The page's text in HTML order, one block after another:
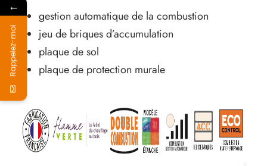
gestion automatique de la combustion
jeu de briques d’accumulation
plaque de sol
plaque de protection murale
←
Rappelez-moi